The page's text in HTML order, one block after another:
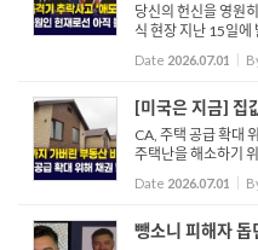
당신의 헌신을
식 현장 지난
기리기 위한 추도식
는 슬픔에 잠긴 유...
Date 2026.07.01
[미국은 지금] 집
CA, 주택 공급
주택난을 해소하기
다. 개빈 뉴섬 주지
택 채권법’을 상정해
Date 2026.07.01
뺑소니 피해자 돕